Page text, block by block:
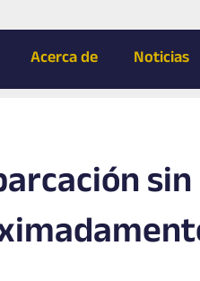
Acerca de Noticias